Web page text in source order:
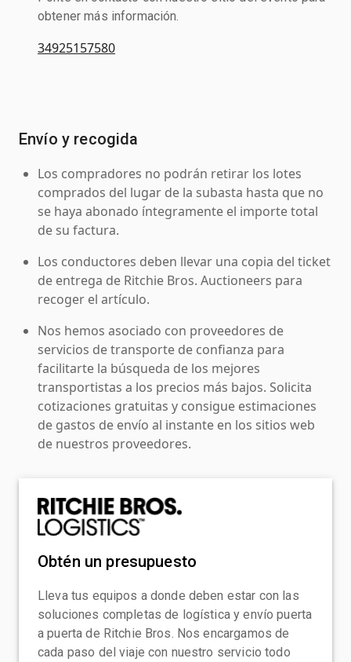
obtener más información.
34925157580
Envío y recogida
Los compradores no podrán retirar los lotes
comprados del lugar de la subasta hasta que no
se haya abonado íntegramente el importe total
de su factura.
Los conductores deben llevar una copia del ticket
de entrega de Ritchie Bros. Auctioneers para
recoger el artículo.
Nos hemos asociado con proveedores de
servicios de transporte de confianza para
facilitarte la búsqueda de los mejores
transportistas a los precios más bajos. Solicita
cotizaciones gratuitas y consigue estimaciones
de gastos de envío al instante en los sitios web
de nuestros proveedores.
Obtén un presupuesto
Lleva tus equipos a donde deben estar con las
soluciones completas de logística y envío puerta
a puerta de Ritchie Bros. Nos encargamos de
cada paso del viaje con nuestro servicio todo